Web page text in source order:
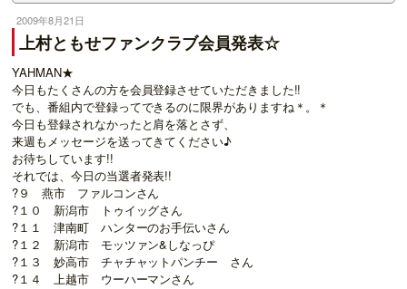
2009年8月21日
上村ともせファンクラブ会員発表☆
YAHMAN★
今日もたくさんの方を会員登録させていただきました!!
でも、番組内で登録ってできるのに限界がありますね＊。＊
今日も登録されなかったと肩を落とさず、
来週もメッセージを送ってきてください♪
お待ちしています!!
それでは、今日の当選者発表!!
?９ 燕市 ファルコンさん
?１０ 新潟市 トゥイッグさん
?１１ 津南町 ハンターのお手伝いさん
?１２ 新潟市 モッツァン&しなっぴ
?１３ 妙高市 チャチャットパンチー さん
?１４ 上越市 ウーハーマンさん